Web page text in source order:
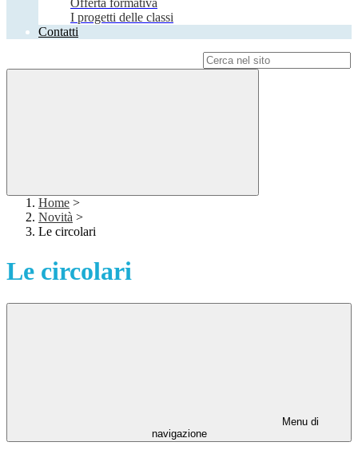
Offerta formativa
I progetti delle classi
Contatti
Home >
Novità >
Le circolari
Le circolari
Menu di
navigazione